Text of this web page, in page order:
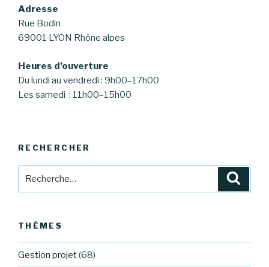
Adresse
Rue Bodin
69001 LYON Rhône alpes
Heures d’ouverture
Du lundi au vendredi : 9h00–17h00
Les samedi : 11h00–15h00
RECHERCHER
THÈMES
Gestion projet(68)